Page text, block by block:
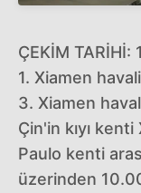
ÇEKİM TARİHİ:
1. Xiamen
3. Xiamen
Çin'in kıyı
Paulo kenti
üzerinden